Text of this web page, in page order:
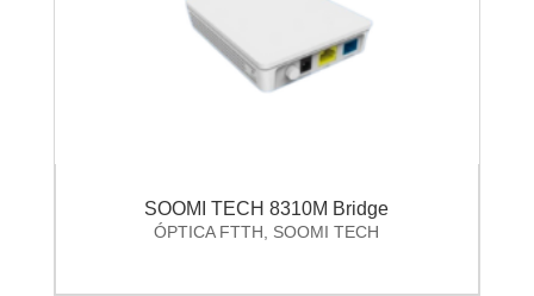
SOOMI TECH 8310M Bridge
ÓPTICA FTTH, SOOMI TECH